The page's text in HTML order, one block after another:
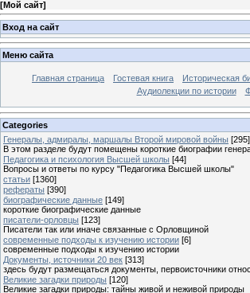
[Мой сайт]
Вход на сайт
Меню сайта
Главная страница Гостевая книга Историческая
Аудиолекции по истории
Categories
Генералы, адмиралы, маршалы Второй мировой войны [295]
В этом разделе будут помещены короткие биографии
Педагогика и психология Высшей школы [44]
Вопросы и ответы по курсу "Педагогика Высшей школы"
статьи [1360]
рефераты [390]
биографические данные [149]
короткие биографические данные
писатели-орловцы [123]
Писатели так или иначе связанные с Орловщиной
современные подходы к изучению истории [6]
современные подходы к изучению истории
Документы, источники 20 век [313]
здесь будут размещаться документы, первоисточники
Великие загадки природы [120]
Великие загадки природы: тайны живой и неживой природы